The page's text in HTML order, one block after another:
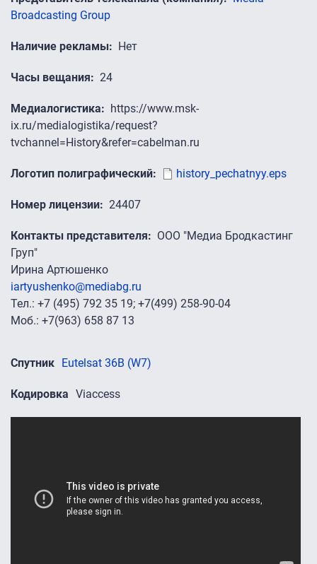
Broadcasting Group
Наличие рекламы Нет
Часы вещания 24
Медиалогистика
https://www.msk-
ix.ru/medialogistika/request?
tvchannel=History&refer=cabelman.ru
Логотип полиграфический history_pechatnyy.eps
Номер лицензии 24407
Контакты представителя
ООО "Медиа Бродкастинг
Груп"
Ирина Артюшенко
iartyushenko@mediabg.ru
Тел.: +7 (495) 792 35 19; +7(499) 258-90-04
Моб.: +7(963) 658 87 13
Спутник Eutelsat 36B (W7)
Кодировка Viaccess